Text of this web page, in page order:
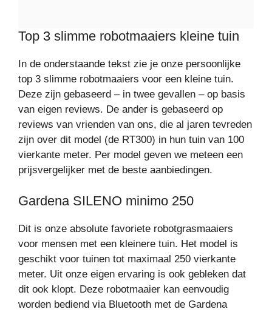
Top 3 slimme robotmaaiers kleine tuin
In de onderstaande tekst zie je onze persoonlijke
top 3 slimme robotmaaiers voor een kleine tuin.
Deze zijn gebaseerd – in twee gevallen – op basis
van eigen reviews. De ander is gebaseerd op
reviews van vrienden van ons, die al jaren tevreden
zijn over dit model (de RT300) in hun tuin van 100
vierkante meter. Per model geven we meteen een
prijsvergelijker met de beste aanbiedingen.
Gardena SILENO minimo 250
Dit is onze absolute favoriete robotgrasmaaiers
voor mensen met een kleinere tuin. Het model is
geschikt voor tuinen tot maximaal 250 vierkante
meter. Uit onze eigen ervaring is ook gebleken dat
dit ook klopt. Deze robotmaaier kan eenvoudig
worden bediend via Bluetooth met de Gardena